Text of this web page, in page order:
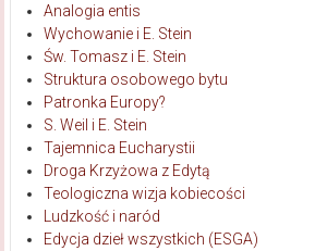
Analogia entis
Wychowanie i E. Stein
Św. Tomasz i E. Stein
Struktura osobowego bytu
Patronka Europy?
S. Weil i E. Stein
Tajemnica Eucharystii
Droga Krzyżowa z Edytą
Teologiczna wizja kobiecości
Ludzkość i naród
Edycja dzieł wszystkich (ESGA)